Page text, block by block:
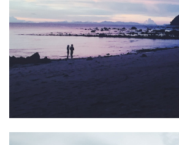
READ MORE
TRAVEL